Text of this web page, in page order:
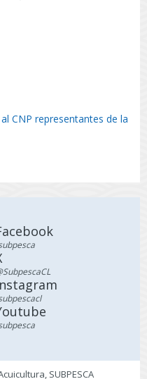
CNP representantes de la
SUBPESCA